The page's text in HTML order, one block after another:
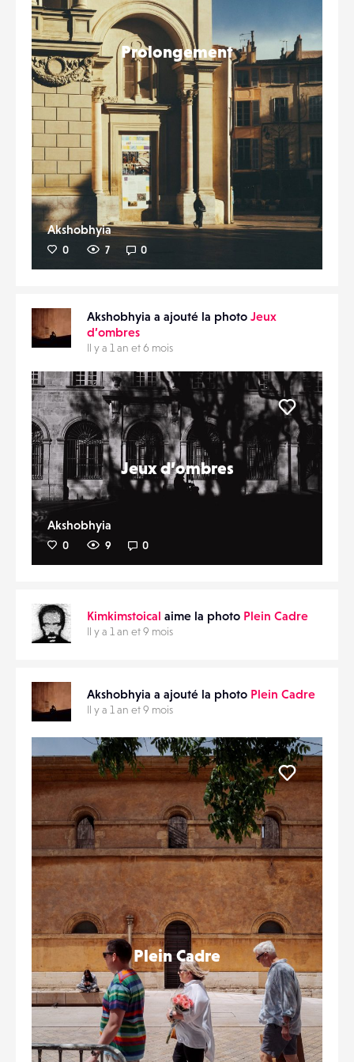
Prolongement
Akshobhyia
0 7 0
Akshobhyia a ajouté la photo Jeux
d’ombres
Il y a 1 an et 6 mois
Jeux d’ombres
Akshobhyia
0 9 0
Liker
Kimkimstoical aime la photo Plein Cadre
Il y a 1 an et 9 mois
Akshobhyia a ajouté la photo Plein Cadre
Il y a 1 an et 9 mois
Plein Cadre
Liker